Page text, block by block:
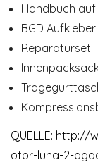
Handbuch auf
BGD Aufkleber
Reparaturset
QUELLE: http://
otor-luna-2-